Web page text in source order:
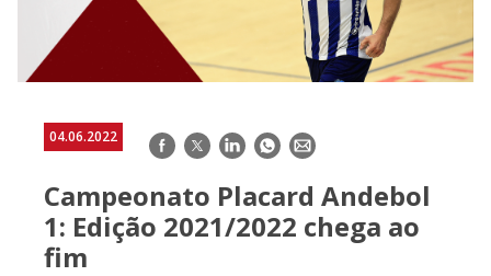
04.06.2022 Facebook
TwitterLinkedInWhatsApp
E-
Campeonato Placard Andebol
1: Edição 2021/2022 chega ao
fim